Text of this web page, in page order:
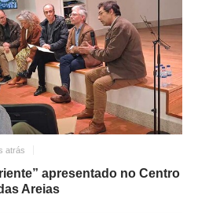
atrás
apresentado no Centro
Areias